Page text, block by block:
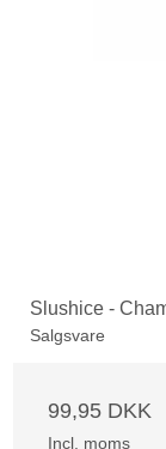
Slushice -
Salgsvare
99,95 DKK
Incl. moms